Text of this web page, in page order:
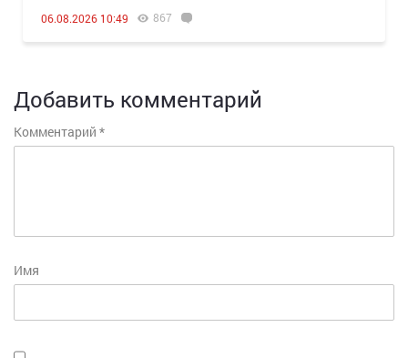
06.08.2026 10:49 867
Добавить комментарий
Комментарий *
Имя